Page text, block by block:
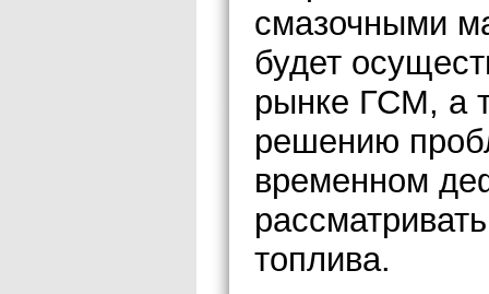
смазочными
будет
рынке ГСМ, а
решению
временном
топлива.